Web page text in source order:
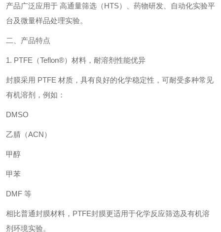
产品广泛应用于 高通量筛选（HTS）、药物研发、自动化实验平
台及微量样品处理实验。
二、产品特点
1. PTFE（Teflon®）材料，耐溶剂性能优异
封膜采用 PTFE 材质，具有良好的化学稳定性，可耐受多种常见
有机溶剂，例如：
DMSO
乙腈（ACN）
甲醇
甲苯
DMF 等
相比普通封膜材料，PTFE封膜更适用于化学反应筛选及有机溶
剂环境实验。